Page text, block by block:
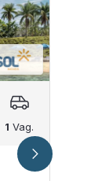
1 Vag.